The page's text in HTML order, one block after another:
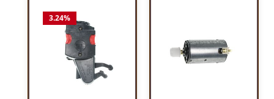
3.24%